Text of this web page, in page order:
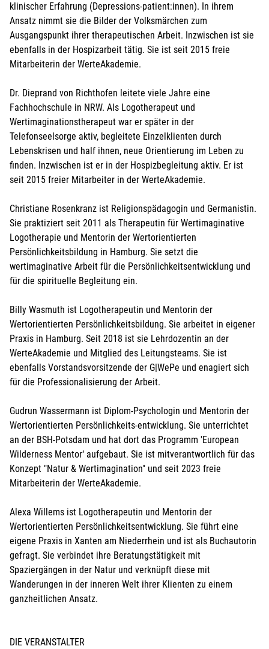
klinischer Erfahrung (Depressions-patient:innen). In ihrem
Ansatz nimmt sie die Bilder der Volksmärchen zum
Ausgangspunkt ihrer therapeutischen Arbeit. Inzwischen ist sie
ebenfalls in der Hospizarbeit tätig. Sie ist seit 2015 freie
Mitarbeiterin der WerteAkademie.
Dr. Dieprand von Richthofen leitete viele Jahre eine
Fachhochschule in NRW. Als Logotherapeut und
Wertimaginationstherapeut war er später in der
Telefonseelsorge aktiv, begleitete Einzelklienten durch
Lebenskrisen und half ihnen, neue Orientierung im Leben zu
finden. Inzwischen ist er in der Hospizbegleitung aktiv. Er ist
seit 2015 freier Mitarbeiter in der WerteAkademie.
Christiane Rosenkranz ist Religionspädagogin und Germanistin.
Sie praktiziert seit 2011 als Therapeutin für Wertimaginative
Logotherapie und Mentorin der Wertorientierten
Persönlichkeitsbildung in Hamburg. Sie setzt die
wertimaginative Arbeit für die Persönlichkeitsentwicklung und
für die spirituelle Begleitung ein.
Billy Wasmuth ist Logotherapeutin und Mentorin der
Wertorientierten Persönlichkeitsbildung. Sie arbeitet in eigener
Praxis in Hamburg. Seit 2018 ist sie Lehrdozentin an der
WerteAkademie und Mitglied des Leitungsteams. Sie ist
ebenfalls Vorstandsvorsitzende der G|WePe und enagiert sich
für die Professionalisierung der Arbeit.
Gudrun Wassermann ist Diplom-Psychologin und Mentorin der
Wertorientierten Persönlichkeits-entwicklung. Sie unterrichtet
an der BSH-Potsdam und hat dort das Programm 'European
Wilderness Mentor‘ aufgebaut. Sie ist mitverantwortlich für das
Konzept "Natur & Wertimagination" und seit 2023 freie
Mitarbeiterin der WerteAkademie.
Alexa Willems ist Logotherapeutin und Mentorin der
Wertorientierten Persönlichkeitsentwicklung. Sie führt eine
eigene Praxis in Xanten am Niederrhein und ist als Buchautorin
gefragt. Sie verbindet ihre Beratungstätigkeit mit
Spaziergängen in der Natur und verknüpft diese mit
Wanderungen in der inneren Welt ihrer Klienten zu einem
ganzheitlichen Ansatz.
DIE VERANSTALTER